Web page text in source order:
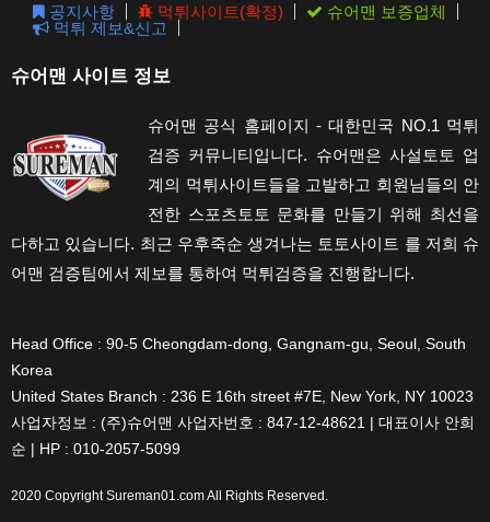
공지사항 먹튀사이트(확정)
슈어맨 보증업체
먹튀 제보&신고
슈어맨 사이트 정보
슈어맨 공식 홈페이지 - 대한민국 NO.1 먹튀
검증 커뮤니티입니다. 슈어맨은 사설토토 업
계의 먹튀사이트들을 고발하고 회원님들의 안
전한 스포츠토토 문화를 만들기 위해 최선을
다하고 있습니다. 최근 우후죽순 생겨나는 토토사이트 를 저희 슈
어맨 검증팀에서 제보를 통하여 먹튀검증을 진행합니다.
Head Office : 90-5 Cheongdam-dong, Gangnam-gu, Seoul, South
Korea
United States Branch : 236 E 16th street #7E, New York, NY 10023
사업자정보 : (주)슈어맨 사업자번호 : 847-12-48621 | 대표이사 안희
순 | HP : 010-2057-5099
2020 CopyrightSureman01.comAll Rights Reserved.